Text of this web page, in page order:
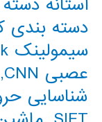
دسته بندی
سیمولینک simulink
عصبی CNN
,
شناسایی